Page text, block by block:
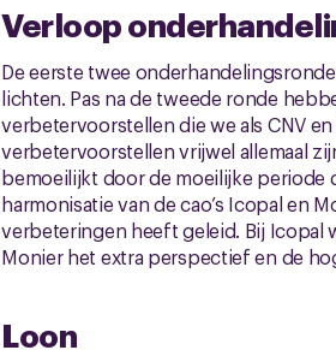
Verloop
De eerste twee
lichten. Pas na de tweede ronde
verbetervoorstellen die we als CNV
verbetervoorstellen vrijwel allemaal
bemoeilijkt door de moeilijke periode
harmonisatie van de cao’s Icopal en
verbeteringen heeft geleid. Bij Icopal
Monier het extra perspectief en de
Loon